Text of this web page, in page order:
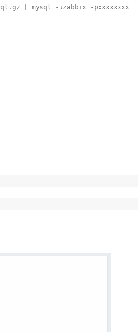
| mysql -uzabbix -pxxxxxxxx